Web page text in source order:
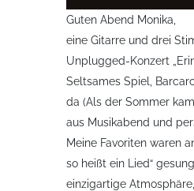
Guten Abend Monika,
eine Gitarre und drei
Unplugged-Konzert
Seltsames Spiel,
da (Als der Sommer
aus Musikabend und
Meine Favoriten waren
so heißt ein Lied“
einzigartige